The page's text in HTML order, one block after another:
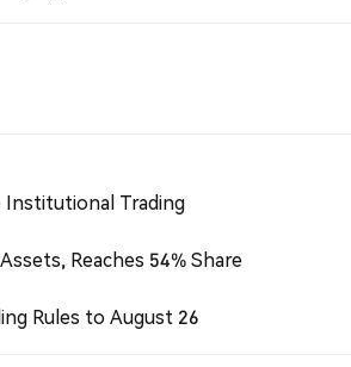
Institutional Trading
Reaches 54% Share
Rules to August 26